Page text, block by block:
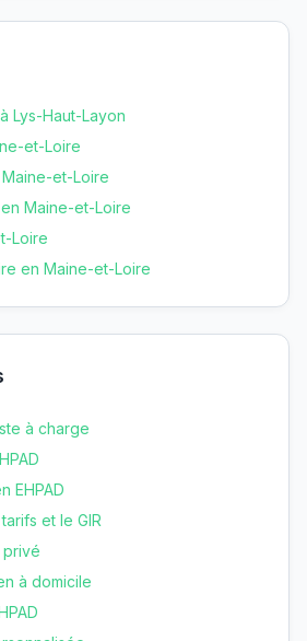
Lys-Haut-Layon
et-Loire
Maine-et-Loire
Maine-et-Loire
Loire
en Maine-et-Loire
à charge
EHPAD
et le GIR
privé
à domicile